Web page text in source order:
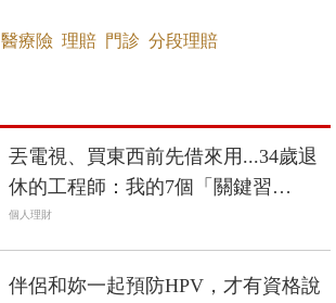
醫療險 理賠 門診 分段理賠
丟電視、買東西前先借來用...34歲退
休的工程師：我的7個「關鍵習
慣」，提早財富自由
個人理財
伴侶和妳一起預防HPV，才有資格說